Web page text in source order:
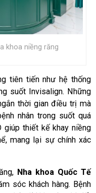
khoa niềng răng
tiên tiến như hệ thống
suốt Invisalign. Những
thời gian điều trị mà
nhân trong suốt quá
giúp thiết kế khay niềng
mang lại sự chính xác
Nha khoa Quốc Tế
sóc khách hàng. Bệnh